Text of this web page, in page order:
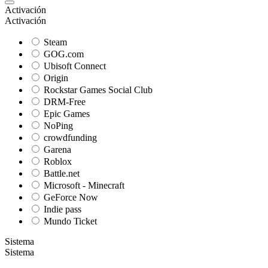
Activación
Activación
Steam
GOG.com
Ubisoft Connect
Origin
Rockstar Games Social Club
DRM-Free
Epic Games
NoPing
crowdfunding
Garena
Roblox
Battle.net
Microsoft - Minecraft
GeForce Now
Indie pass
Mundo Ticket
Sistema
Sistema